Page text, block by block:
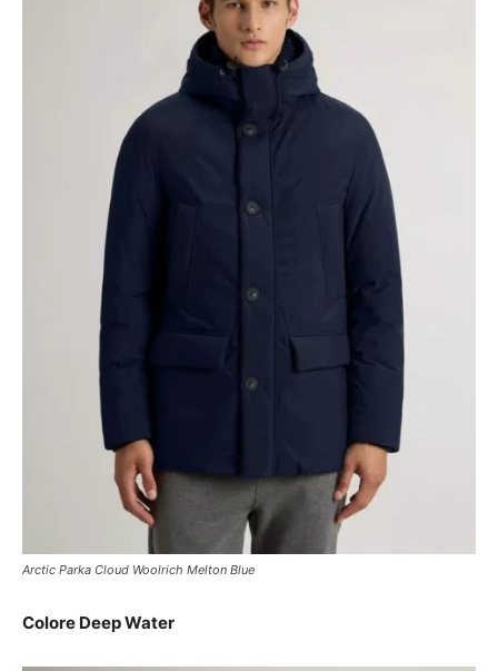
Arctic Parka Cloud Woolrich Melton Blue
Colore Deep Water